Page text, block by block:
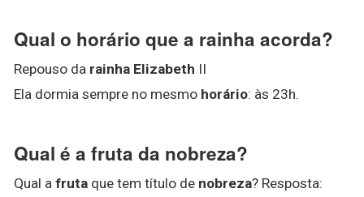
Qual o horário que a rainha acorda?
Repouso da rainha Elizabeth II
Ela dormia sempre no mesmo horário: às 23h.
Qual é a fruta da nobreza?
Qual a fruta que tem título de nobreza? Resposta: